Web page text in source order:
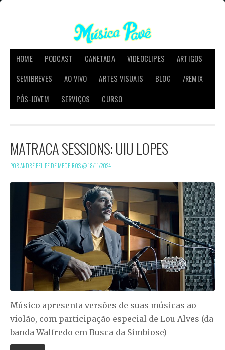
HOME PODCAST CANETADA VIDEOCLIPES
ARTIGOS
SEMIBREVES
AO VIVO ARTES VISUAIS BLOG
/REMIX
PÓS-JOVEM
SERVIÇOS CURSO
MATRACA SESSIONS: UIU LOPES
POR ANDRÉ FELIPE DE MEDEIROS @18/11/2024
Músico apresenta versões de suas músicas ao
violão, com participação especial de Lou Alves (da
banda Walfredo em Busca da Simbiose)